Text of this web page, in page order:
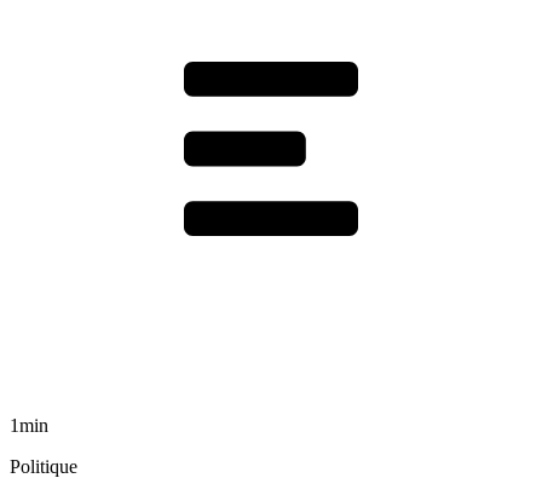
1min
Politique